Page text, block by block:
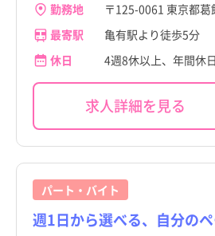
都道府県 すべて
東京都
北海道
青森県
新宿区
文京区
台東区
墨田区
江東区
品川区
目黒区
勤務地
〒125-0061 東京都
最寄駅
亀有駅より徒歩5分
休日
4週8休以上、年間休
求人詳細を見る
パート・バイト
週1日から選べる、自分の
都道府県 すべて
東京都
北海道
青森県
新宿区
文京区
台東区
墨田区
江東区
品川区
目黒区